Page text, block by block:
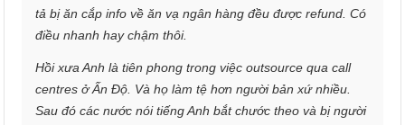
tả bị ăn cắp info về ăn vạ ngân hàng đều được refund. Có
điều nhanh hay chậm thôi.
Hồi xưa Anh là tiên phong trong việc outsource qua call
centres ở Ấn Độ. Và họ làm tệ hơn người bản xứ nhiều.
Sau đó các nước nói tiếng Anh bắt chước theo và bị người